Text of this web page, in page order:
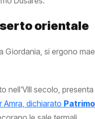
orientale
Giordania, si ergono
nell'VIII secolo,
Amra, dichiarato